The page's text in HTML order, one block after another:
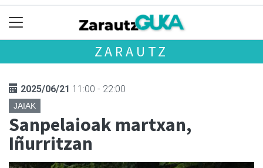
ZARAUTZ
2025/06/21 11:00 - 22:00
JAIAK
Sanpelaioak martxan,
Iñurritzan